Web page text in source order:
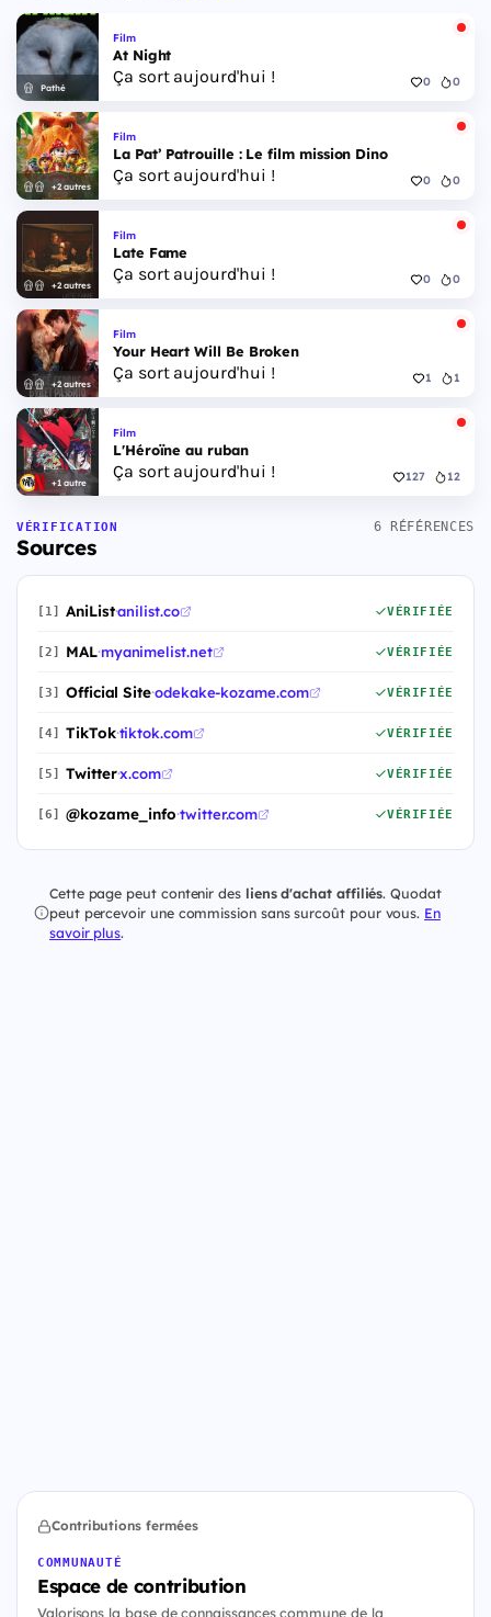
Pathé
Film
At Night
Ça sort aujourd'hui ! 0 0
+2 autres
Film
La Pat’ Patrouille : Le film mission Dino
Ça sort aujourd'hui ! 0 0
+2 autres
Film
Late Fame
Ça sort aujourd'hui ! 0 0
+2 autres
Film
Your Heart Will Be Broken
Ça sort aujourd'hui ! 1 1
+1 autre
Film
L'Héroïne au ruban
Ça sort aujourd'hui ! 127 12
VÉRIFICATION
Sources
6 RÉFÉRENCES
[1] AniList·anilist.co VÉRIFIÉE
[2] MAL·myanimelist.net VÉRIFIÉE
[3] Official Site·odekake-kozame.com VÉRIFIÉE
[4] TikTok·tiktok.com VÉRIFIÉE
[5] Twitter·x.com VÉRIFIÉE
[6] @kozame_info·twitter.com VÉRIFIÉE
Cette page peut contenir des liens d'achat affiliés. Quodat
peut percevoir une commission sans surcoût pour vous. En
savoir plus.
Contributions fermées
COMMUNAUTÉ
Espace de contribution
Valorisons la base de connaissances commune de la